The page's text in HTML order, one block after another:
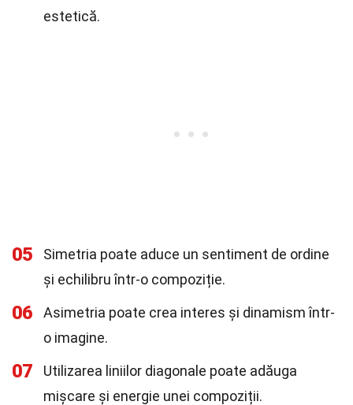
estetică.
05
Simetria poate aduce un sentiment de ordine
și echilibru într-o compoziție.
06
Asimetria poate crea interes și dinamism într-
o imagine.
07
Utilizarea liniilor diagonale poate adăuga
mișcare și energie unei compoziții.